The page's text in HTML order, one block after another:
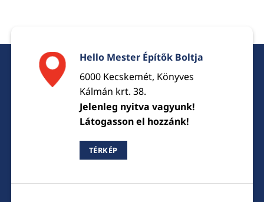
Hello Mester Építők Boltja
6000 Kecskemét, Könyves
Kálmán krt. 38.
Jelenleg nyitva vagyunk!
Látogasson el hozzánk!
TÉRKÉP